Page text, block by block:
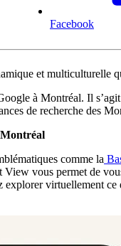
Facebook
et multiculturelle
à Montréal. Il
de recherche des
comme la
View vous permet de
explorer virtuellement